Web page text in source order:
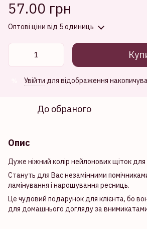
57.00 грн
Оптові ціни від 5 одиниць
Увійти для відображення
До обраного
Опис
Дуже ніжний колір нейлонових щіток для
Стануть для Вас незамінними
ламінування і нарощування ресниць.
Це чудовий подарунок для клієнта, бо
для домашнього догляду за